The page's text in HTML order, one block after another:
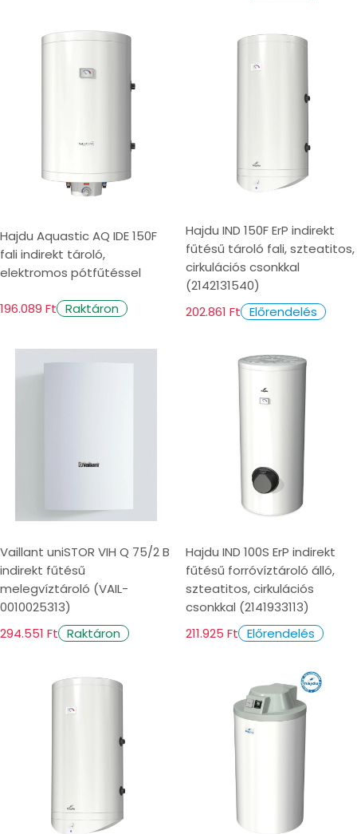
Hajdu Aquastic AQ IDE 150F
fali indirekt tároló,
elektromos pótfűtéssel
196.089 Ft Raktáron
Hajdu IND 150F ErP indirekt
fűtésű tároló fali, szteatitos,
cirkulációs csonkkal
(2142131540)
202.861 Ft Előrendelés
Vaillant uniSTOR VIH Q 75/2 B
indirekt fűtésű
melegvíztároló (VAIL-
0010025313)
294.551 Ft Raktáron
Hajdu IND 100S ErP indirekt
fűtésű forróvíztároló álló,
szteatitos, cirkulációs
csonkkal (2141933113)
211.925 Ft Előrendelés